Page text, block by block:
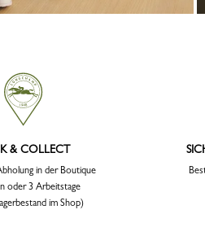
& COLLECT
in der Boutique
oder 3 Arbeitstage
im Shop)